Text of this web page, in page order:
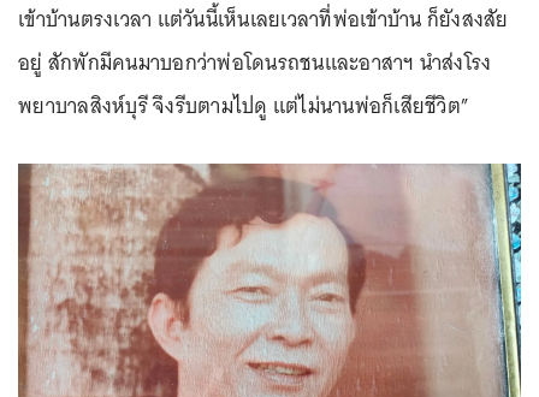
เข้าบ้านตรงเวลา แต่วันนี้เห็นเลยเวลาที่พ่อเข้าบ้าน ก็ยังสงสัย
อยู่ สักพักมีคนมาบอกว่าพ่อโดนรถชนและอาสาฯ นำส่งโรง
พยาบาลสิงห์บุรี จึงรีบตามไปดู แต่ไม่นานพ่อก็เสียชีวิต”